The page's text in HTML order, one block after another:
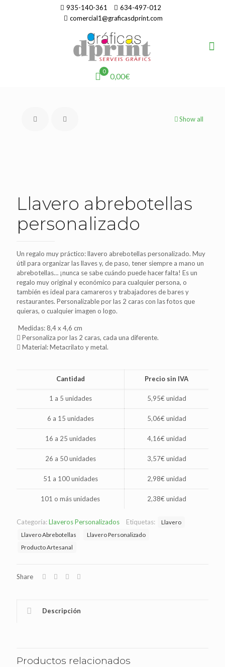
935-140-361
634-497-012
comercial1@graficasdprint.com
0
0,00€
Show all
Llavero abrebotellas
personalizado
Un regalo muy práctico: llavero abrebotellas personalizado. Muy
útil para organizar las llaves y, de paso, tener siempre a mano un
abrebotellas… ¡nunca se sabe cuándo puede hacer falta! Es un
regalo muy original y económico para cualquier persona, o
también es ideal para camareros y trabajadores de bares y
restaurantes. Personalizable por las 2 caras con las fotos que
quieras, o cualquier imagen o logo.
Medidas: 8,4 x 4,6 cm
Personaliza por las 2 caras, cada una diferente.
Material: Metacrilato y metal.
Cantidad Precio sin IVA
1 a 5 unidades 5,95€ unidad
6 a 15 unidades 5,06€ unidad
16 a 25 unidades 4,16€ unidad
26 a 50 unidades 3,57€ unidad
51 a 100 unidades 2,98€ unidad
101 o más unidades 2,38€ unidad
Categoría:Llaveros Personalizados Etiquetas:
Llavero
Llavero Abrebotellas
Llavero Personalizado
Producto Artesanal
Share
Descripción
Productos relacionados